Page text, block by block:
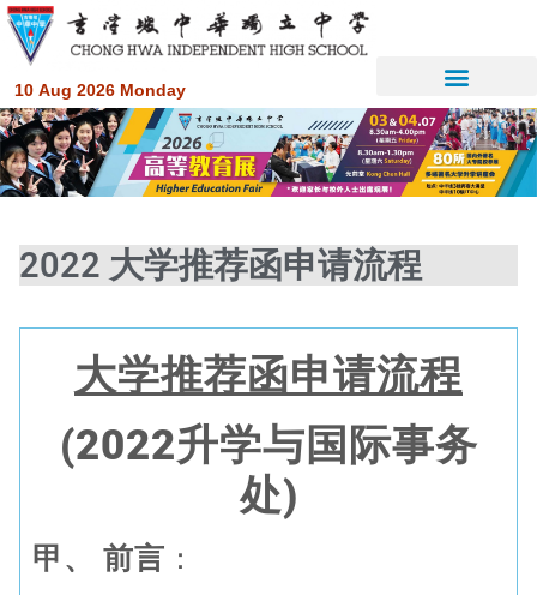
10 Aug 2026 Monday
2022 大学推荐函申请流程
大学推荐函申请流程
(2022升学与国际事务
处)
甲、 前言 ：